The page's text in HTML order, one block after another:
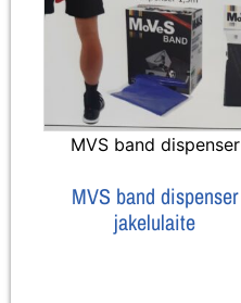
MVS band dispenser
MVS band dispenser
jakelulaite